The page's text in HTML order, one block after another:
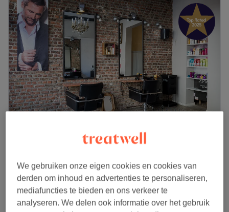
Tervurense Poort, Etterbeek
Laat zien op de kaart
Coupe garçon /-12an
20 min
€18
We gebruiken onze eigen cookies en cookies van
derden om inhoud en advertenties te personaliseren,
mediafuncties te bieden en ons verkeer te
analyseren. We delen ook informatie over het gebruik